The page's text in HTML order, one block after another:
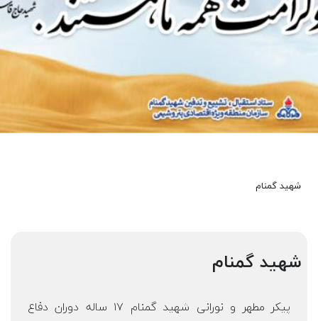
شهید گمنام
شهید گمنام
پیکر مطهر و نورانی شهید گمنام ۱۷ ساله دوران دفاع